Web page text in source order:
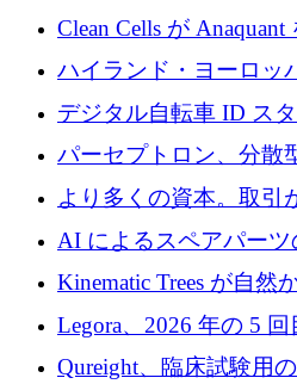
達
Clean Cells が
門知識によるバイオ医
ハイランド・ヨーロッ
規模拡大を支援するた
ンドVIを閉鎖
デジタル自転車 ID ス
TÖNNJES への投資を
パーセプトロン、分散
ークの構築に 650 万ド
より多くの資本。取引
2026 年上半期がヨー
ついて語ること
AI によるスペアパー
Intropy が 1,100 万ドル
Kinematic Trees が自然
ンを得たロボット ソフ
めに 58 万 5,000 ポン
Legora、2026 年の 5
タートアップ Wexler を
Qureight、臨床試験用